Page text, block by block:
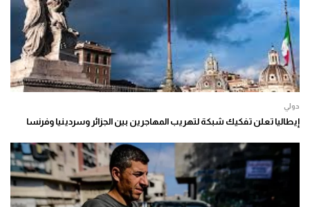
دولي
إيطاليا تعلن تفكيك شبكة لتهريب المهاجرين بين الجزائر وسردينيا وفرنسا